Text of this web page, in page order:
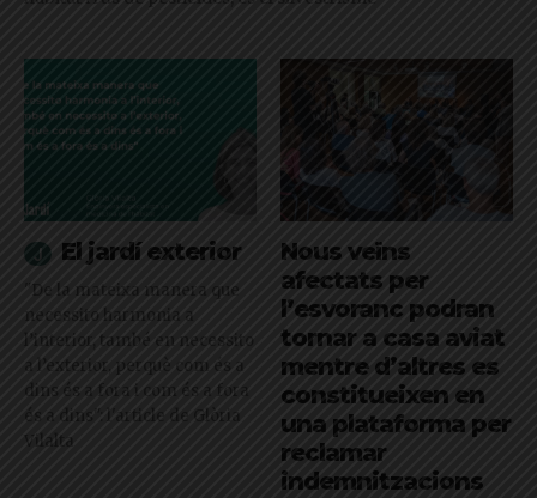
El jardí exterior
"De la mateixa manera que
necessito harmonia a
l’interior, també en necessito
a l’exterior, perquè com és a
dins és a fora i com és a fora
és a dins": l'article de Glòria
Vilalta
Nous veïns
afectats per
l’esvoranc podran
tornar a casa aviat
mentre d’altres es
constitueixen en
una plataforma per
reclamar
indemnitzacions